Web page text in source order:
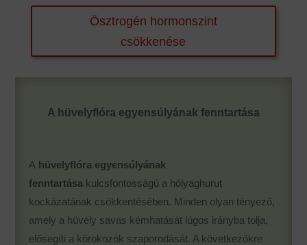
Ösztrogén hormonszint
csökkenése
A hüvelyflóra egyensúlyának fenntartása
A hüvelyflóra egyensúlyának
fenntartása kulcsfontosságú a hólyaghurut
kockázatának csökkentésében. Minden olyan tényező,
amely a hüvely savas kémhatását lúgos irányba tolja,
elősegíti a kórokozók szaporodását. A következőkre